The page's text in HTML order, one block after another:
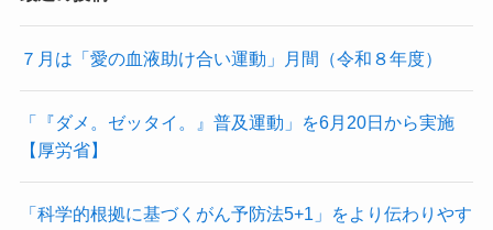
７月は「愛の血液助け合い運動」月間（令和８年度）
「『ダメ。ゼッタイ。』普及運動」を6月20日から実施
【厚労省】
「科学的根拠に基づくがん予防法5+1」をより伝わりやす